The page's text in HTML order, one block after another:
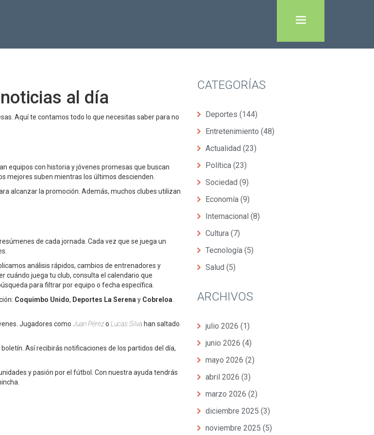
al día
Aquí te contamos todo lo que necesitas saber para no
equipos con historia y jóvenes promesas que buscan
mejores suben mientras los últimos descienden.
alcanzar la promoción. Además, muchos clubes utilizan
de cada jornada. Cada vez que se juega un
análisis rápidos, cambios de entrenadores y
cuándo juega tu club, consulta el calendario que
para filtrar por equipo o fecha específica.
Coquimbo Unido, Deportes La Serena y Cobreloa
Jugadores como Juan Pérezo Lucas Silva han saltado
Así recibirás notificaciones de los partidos del día,
y pasión por el fútbol. Con nuestra ayuda tendrás
CATEGORÍAS
Deportes (144)
Entretenimiento (48)
Actualidad (23)
Política (23)
Sociedad (9)
Economía (9)
Internacional (8)
Cultura (7)
Tecnología (5)
Salud (5)
ARCHIVOS
julio 2026 (1)
junio 2026 (4)
mayo 2026 (2)
abril 2026 (3)
marzo 2026 (2)
diciembre 2025 (3)
noviembre 2025 (5)